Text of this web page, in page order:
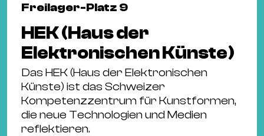
Freilager-Platz 9
HEK (Haus der
Elektronischen Künste)
Das HEK (Haus der Elektronischen
Künste) ist das Schweizer
Kompetenzzentrum für Kunstformen,
die neue Technologien und Medien
reflektieren.